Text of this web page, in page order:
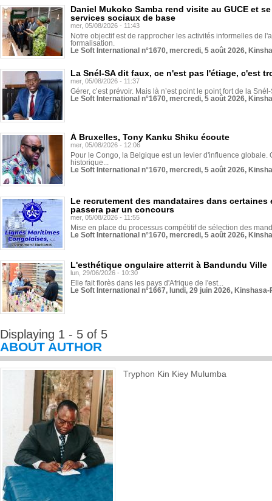
Daniel Mukoko Samba rend visite au GUCE et
services sociaux de base
mer, 05/08/2026 - 11:43
Notre objectif est de rapprocher les activités informelles de
formalisation.
Le Soft International n°1670, mercredi, 5 août 2026,
La Snél-SA dit faux, ce n'est pas l'étiage, c'est
mer, 05/08/2026 - 11:37
Gérer, c’est prévoir. Mais là n’est point le point fort de la
Le Soft International n°1670, mercredi, 5 août 2026,
À Bruxelles, Tony Kanku Shiku écoute
mer, 05/08/2026 - 12:06
Pour le Congo, la Belgique est un levier d'influence globale.
historique...
Le Soft International n°1670, mercredi, 5 août 2026,
Le recrutement des mandataires dans
passera par un concours
mer, 05/08/2026 - 11:55
Mise en place du processus compétitif de sélection des
Le Soft International n°1670, mercredi, 5 août 2026,
L'esthétique ongulaire atterrit à Bandundu Ville
lun, 29/06/2026 - 10:30
Elle fait florès dans les pays d'Afrique de l'est...
Le Soft International n°1667, lundi, 29 juin 2026,
Displaying 1 - 5 of 5
ABOUT AUTHOR
Tryphon Kin Kiey Mulumba